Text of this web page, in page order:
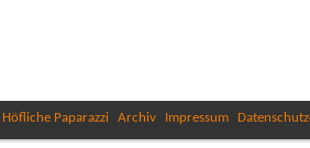
Höfliche Paparazzi Archiv Impressum